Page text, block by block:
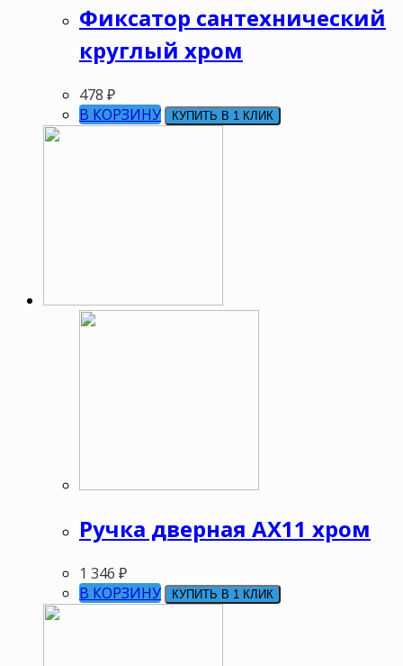
Фиксатор сантехнический
круглый хром
478 ₽
В КОРЗИНУ
КУПИТЬ В 1 КЛИК
Ручка дверная АХ11 хром
1 346 ₽
В КОРЗИНУ
КУПИТЬ В 1 КЛИК